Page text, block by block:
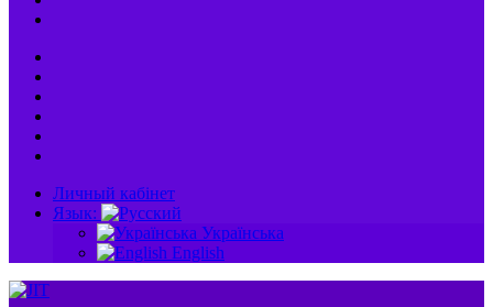
Личный кабінет
Язык:
Українська
English